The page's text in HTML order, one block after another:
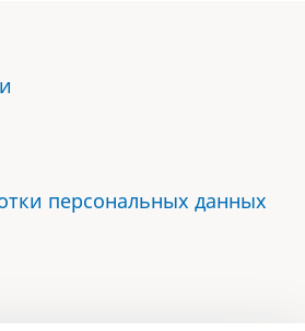
персональных данных